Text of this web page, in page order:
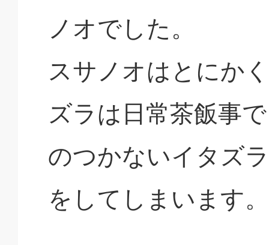
ノオでした。
スサノオはとにか
ズラは日常茶飯事
のつかないイタズ
をしてしまいます。